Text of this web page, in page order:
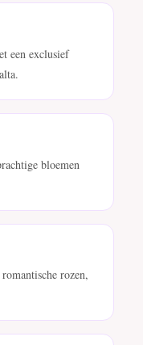
een exclusief
bloemen
rozen,